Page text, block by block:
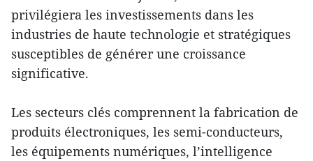
privilégiera les investissements dans les
industries de haute technologie et stratégiques
susceptibles de générer une croissance
significative.
Les secteurs clés comprennent la fabrication de
produits électroniques, les semi-conducteurs,
les équipements numériques, l’intelligence